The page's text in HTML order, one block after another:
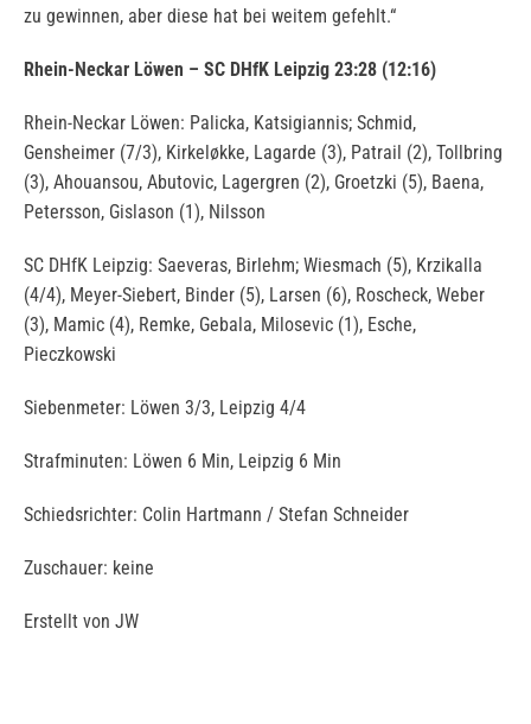
zu gewinnen, aber diese hat bei weitem gefehlt.“
Rhein-Neckar Löwen – SC DHfK Leipzig 23:28 (12:16)
Rhein-Neckar Löwen: Palicka, Katsigiannis; Schmid,
Gensheimer (7/3), Kirkeløkke, Lagarde (3), Patrail (2), Tollbring
(3), Ahouansou, Abutovic, Lagergren (2), Groetzki (5), Baena,
Petersson, Gislason (1), Nilsson
SC DHfK Leipzig: Saeveras, Birlehm; Wiesmach (5), Krzikalla
(4/4), Meyer-Siebert, Binder (5), Larsen (6), Roscheck, Weber
(3), Mamic (4), Remke, Gebala, Milosevic (1), Esche,
Pieczkowski
Siebenmeter: Löwen 3/3, Leipzig 4/4
Strafminuten: Löwen 6 Min, Leipzig 6 Min
Schiedsrichter: Colin Hartmann / Stefan Schneider
Zuschauer: keine
Erstellt von JW